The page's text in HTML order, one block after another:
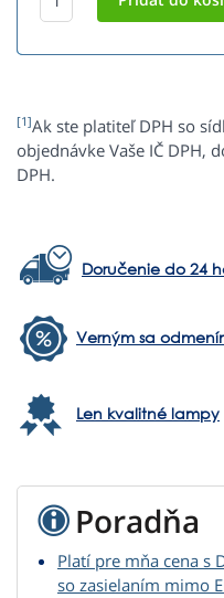
[1]Ak ste platiteľ DPH so
objednávke Vaše IČ DPH,
DPH.
Doručenie do 24
Verným sa
Len kvalitné lampy
Poradňa
Platí pre mňa cena s
so zasielaním mimo